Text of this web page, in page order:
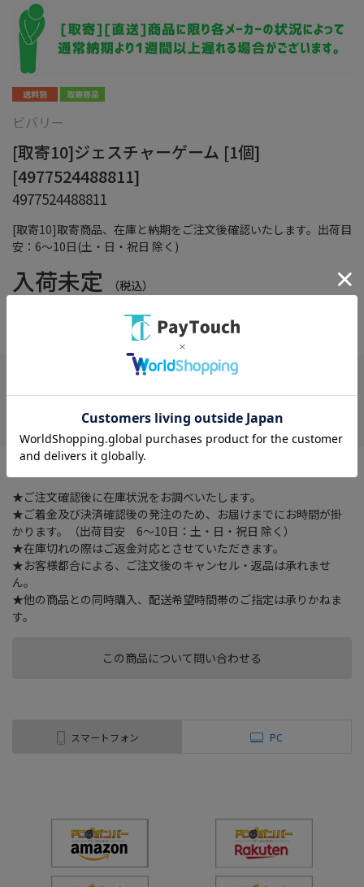
[取寄10]取寄商品、在庫と納期をご注文後確認いたします。出荷目
安：6～10日(土・日・祝日 除く)
ビバリー
[取寄10]ジェスチャーゲーム [1個]
[4977524488811]
4977524488811
入荷未定 （税込）
この商品について問い合わせる
在庫がありません
３人から６人で遊べます。
★ご注文確認後に在庫状況をお調べいたします。
★ご着金及び決済確認後の発注のため、お届けまでにお時間が掛
かります。（出荷目安 6～10日：土・日・祝日 除く）
★在庫切れの際はご返金対応とさせていただきます。
★お客様都合による、ご注文後のキャンセル・返品は承れませ
ん。
★他の商品との同時購入、配送希望時間帯のご指定は承りかねま
す。
スマートフォン PC